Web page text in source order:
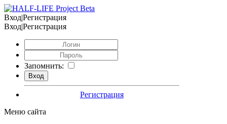
Вход|Регистрация
Вход|Регистрация
Запомнить:
Регистрация
Меню сайта